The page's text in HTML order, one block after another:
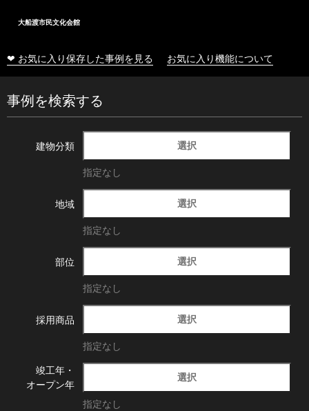
大船渡市民文化会館
❤ お気に入り保存した事例を見る お気に入り機能について
事例を検索する
建物分類 選択
指定なし
地域 選択
指定なし
部位 選択
指定なし
採用商品 選択
指定なし
竣工年・
オープン年
選択
指定なし